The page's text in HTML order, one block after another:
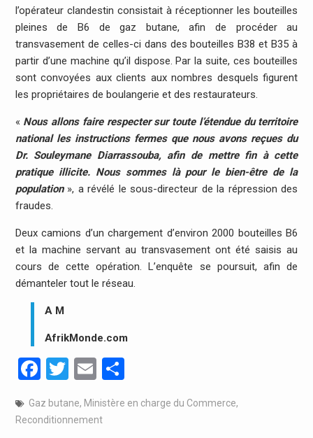
l’opérateur clandestin consistait à réceptionner les bouteilles
pleines de B6 de gaz butane, afin de procéder au
transvasement de celles-ci dans des bouteilles B38 et B35 à
partir d’une machine qu’il dispose. Par la suite, ces bouteilles
sont convoyées aux clients aux nombres desquels figurent
les propriétaires de boulangerie et des restaurateurs.
« Nous allons faire respecter sur toute l’étendue du territoire
national les instructions fermes que nous avons reçues du
Dr. Souleymane Diarrassouba, afin de mettre fin à cette
pratique illicite. Nous sommes là pour le bien-être de la
population», a révélé le sous-directeur de la répression des
fraudes.
Deux camions d’un chargement d’environ 2000 bouteilles B6
et la machine servant au transvasement ont été saisis au
cours de cette opération. L’enquête se poursuit, afin de
démanteler tout le réseau.
A M
AfrikMonde.com
Facebook
Twitter
EmailPartager
Gaz butane, Ministère en charge du Commerce,
Reconditionnement